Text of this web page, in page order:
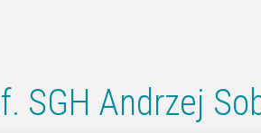
SGH Andrzej